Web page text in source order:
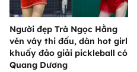
Người đẹp Trà Ngọc Hằng
vén váy thi đấu, dàn hot girl
khuấy đảo giải pickleball có
Quang Dương